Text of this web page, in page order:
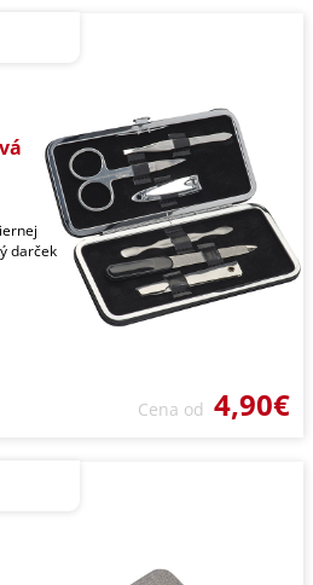
darček
Cena od 4,90€